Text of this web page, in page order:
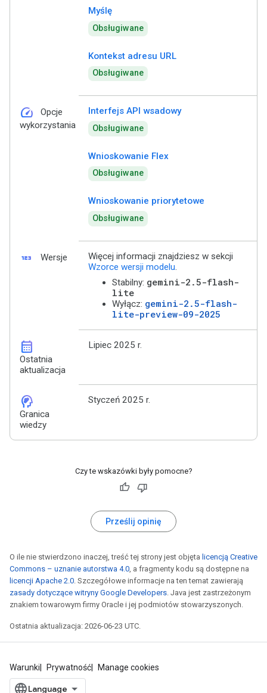
Myślę
Obsługiwane
Kontekst adresu URL
Obsługiwane
speed
Opcje
wykorzystania
Interfejs API wsadowy
Obsługiwane
Wnioskowanie Flex
Obsługiwane
Wnioskowanie priorytetowe
Obsługiwane
123 Wersje
Więcej informacji znajdziesz w sekcji
Wzorce wersji modelu.
Stabilny: gemini-2.5-flash-
lite
Wyłącz: gemini-2.5-flash-
lite-preview-09-2025
calendar_month
Ostatnia
aktualizacja
Lipiec 2025 r.
cognition_2
Granica
wiedzy
Styczeń 2025 r.
Czy te wskazówki były pomocne?
Prześlij opinię
O ile nie stwierdzono inaczej, treść tej strony jest objęta licencją Creative
Commons – uznanie autorstwa 4.0, a fragmenty kodu są dostępne na
licencji Apache 2.0. Szczegółowe informacje na ten temat zawierają
zasady dotyczące witryny Google Developers. Java jest zastrzeżonym
znakiem towarowym firmy Oracle i jej podmiotów stowarzyszonych.
Ostatnia aktualizacja: 2026-06-23 UTC.
Warunki Prywatność Manage cookies